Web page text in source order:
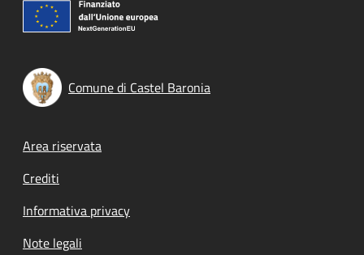
Comune di Castel Baronia
Footer menu
Area riservata
Crediti
Informativa privacy
Note legali